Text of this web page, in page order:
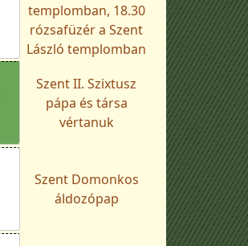
templomban, 18.30
rózsafüzér a Szent
László templomban
Szent II. Szixtusz
pápa és társa
vértanuk
Szent Domonkos
áldozópap